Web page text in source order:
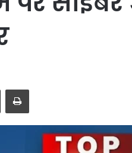
Share via Email Print